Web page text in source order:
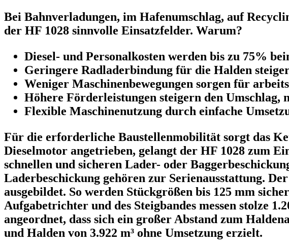
Bei Bahnverladungen, im Hafenumschlag, auf
der HF 1028 sinnvolle Einsatzfelder. Warum?
Diesel- und Personalkosten werden bis zu 75%
Geringere Radladerbindung für die Halden
Weniger Maschinenbewegungen sorgen für
Höhere Förderleistungen steigern den Umschlag,
Flexible Maschinenutzung durch einfache
Für die erforderliche Baustellenmobilität sorgt das
Dieselmotor angetrieben, gelangt der HF 1028 zum
schnellen und sicheren Lader- oder
Laderbeschickung gehören zur Serienausstattung.
ausgebildet. So werden Stückgrößen bis 125 mm
Aufgabetrichter und des Steigbandes messen stolze
angeordnet, dass sich ein großer Abstand zum
und Halden von 3.922 m³ ohne Umsetzung erzielt.